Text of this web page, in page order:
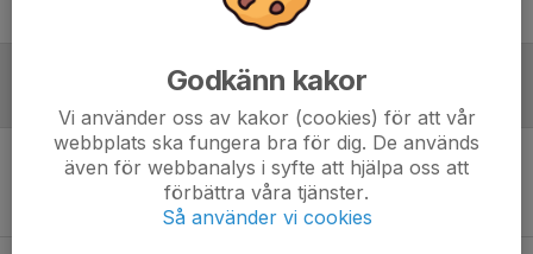
Inför match
Inget skrivet
Godkänn kakor
Vi använder oss av kakor (cookies) för att vår
webbplats ska fungera bra för dig. De används
även för webbanalys i syfte att hjälpa oss att
förbättra våra tjänster.
Så använder vi cookies